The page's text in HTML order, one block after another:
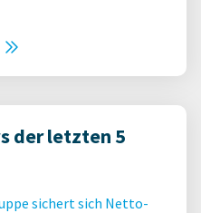
der letzten 5
sichert sich Netto-